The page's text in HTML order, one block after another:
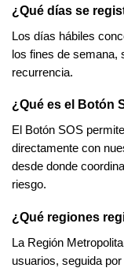
¿Qué días se
Los días hábiles
los fines de
recurrencia.
¿Qué es el Botón
El Botón SOS
directamente con
desde donde
riesgo.
¿Qué regiones
La Región
usuarios, seguida